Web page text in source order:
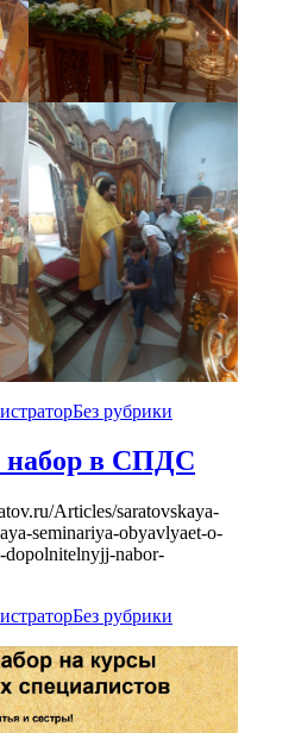
Рубрики
Без рубрики
набор в СПДС
Articles/saratovskaya-
seminariya-obyavlyaet-o-
dopolnitelnyjj-nabor-
Рубрики
Без рубрики